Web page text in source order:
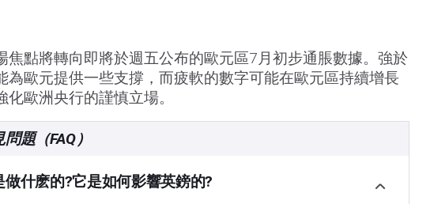
焦點將轉向即將於週五公布的歐元區7月初步通脹數據。強於
為歐元提供一些支撐，而疲軟的數字可能在歐元區持續增長
歐洲央行的謹慎立場。
題（FAQ）
什麽的?它是如何影響英鎊的?